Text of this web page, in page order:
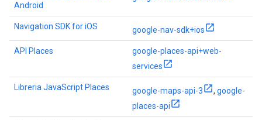
Android
Navigation SDK for iOS google-nav-sdk+ios
API Places
google-places-api+web-
services
Libreria JavaScript Places google-maps-api-3 , google-
places-api